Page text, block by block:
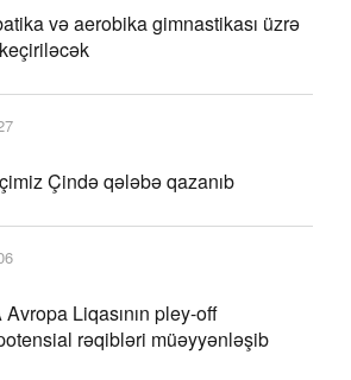
və aerobika gimnastikası üzrə
Çində qələbə qazanıb
Liqasının pley-off
rəqibləri müəyyənləşib